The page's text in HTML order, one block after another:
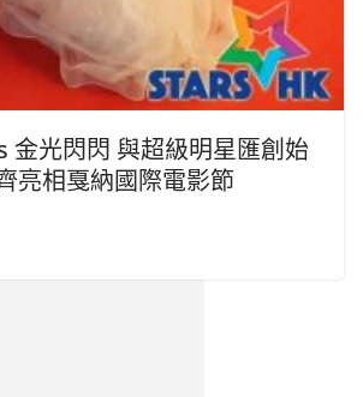
金光閃閃 與超級明星匯創始
亮相戛納國際電影節